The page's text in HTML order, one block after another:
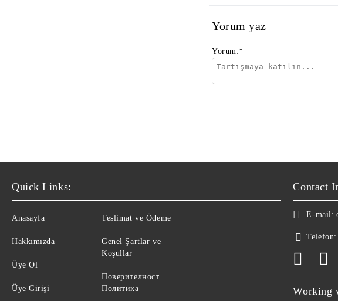
Yorum yaz
Yorum:*
Quick Links:
Anasayfa
Hakkımızda
Üye Ol
Üye Girişi
Teslimat ve Ödeme
Genel Şartlar ve
Koşullar
Поверителност
Политика
Contact
E-mail:
Telefon:
Working